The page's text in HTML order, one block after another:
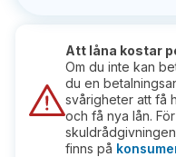
Att låna kostar
Om du inte kan
du en
svårigheter att få
och få nya lån.
finns på